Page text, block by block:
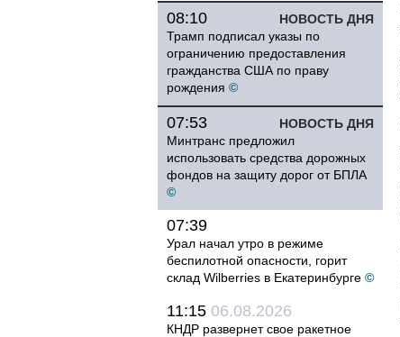
НОВОСТЬ ДНЯ
08:10
Трамп подписал указы по
ограничению предоставления
гражданства США по праву
рождения ©
НОВОСТЬ ДНЯ
07:53
Минтранс предложил
использовать средства дорожных
фондов на защиту дорог от БПЛА
©
07:39
Урал начал утро в режиме
беспилотной опасности, горит
склад Wilberries в Екатеринбурге ©
11:15 06.08.2026
КНДР развернет свое ракетное